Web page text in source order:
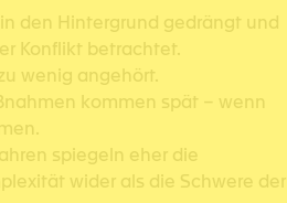
den Hintergrund gedrängt und
Konflikt betrachtet.
wenig angehört.
kommen spät – wenn
spiegeln eher die
wider als die Schwere der